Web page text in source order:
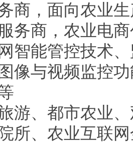
商，面向农业
务商，农业电
智能管控技术
像与视频监控
游、都市农业
所、农业互联